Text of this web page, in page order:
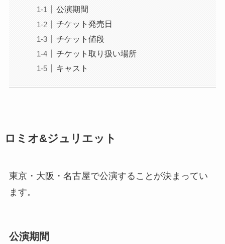
公演期間
チケット発売日
チケット値段
チケット取り扱い場所
キャスト
ロミオ&ジュリエット
東京・大阪・名古屋で公演することが決まってい
ます。
公演期間